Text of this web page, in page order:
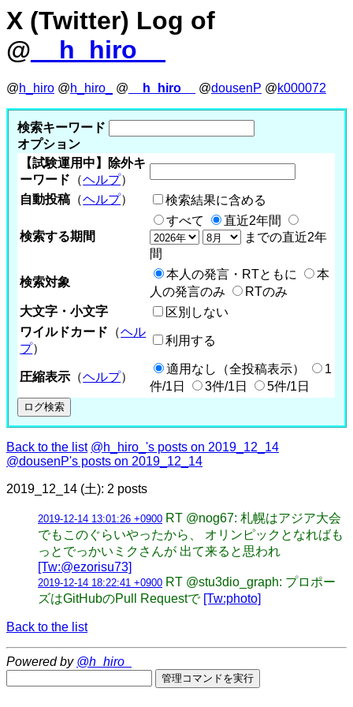
X (Twitter) Log of
@ __h_hiro__
@h_hiro @h_hiro_ @ __h_hiro__ @dousenP @k000072
検索キーワード
オプション
【試験運用中】除外キ
ーワード （ヘルプ）
自動投稿 （ヘルプ） 検索結果に含める
検索する期間
すべて
直近2年間
までの直近2年
間
検索対象
本人の発言・RTともに
本
人の発言のみ
RTのみ
大文字・小文字
区別しない
ワイルドカード （ヘル
プ）
利用する
圧縮表示 （ヘルプ）
適用なし（全投稿表示）
1
件/1日
3件/1日 5件/1日
Back to the list @h_hiro_'s posts on 2019_12_14
@dousenP's posts on 2019_12_14
2019_12_14 (土): 2 posts
2019-12-14 13:01:26 +0900 RT @nog67: 札幌はアジア大会
でもこのぐらいやったから、 オリンピックとなればも
っとでっかいミクさんが 出て来ると思われ
[Tw:@ezorisu73]
2019-12-14 18:22:41 +0900 RT @stu3dio_graph: プロポー
ズはGitHubのPull Requestで [Tw:photo]
Back to the list
Powered by @h_hiro_